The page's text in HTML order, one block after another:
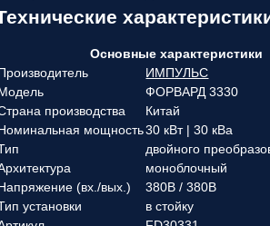
Основные характеристики
ИМПУЛЬС
ФОРВАРД 3330
производства
Китай
мощность30 кВт | 30 кВа
двойного
моноблочный
(вx./вых.)
380В / 380В
установки
в стойку